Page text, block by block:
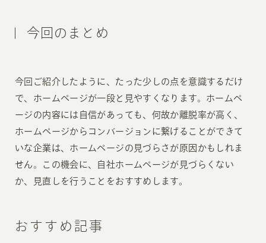
今回のまとめ
今回ご紹介したように、たった少しの点を意識するだけ
で、ホームページが一段と見やすくなります。ホームペ
ージの内容には自信があっても、何故か離脱率が高く、
ホームページからコンバージョンに繋げることができて
いな企業は、ホームページの見づらさが原因かもしれま
せん。この機会に、自社ホームページが見づらくない
か、見直しを行うことをおすすめします。
おすすめ記事